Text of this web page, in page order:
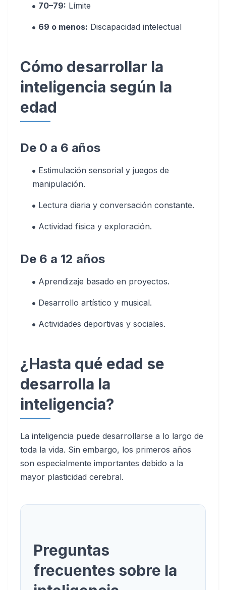
70–79: Límite
69 o menos: Discapacidad intelectual
Cómo desarrollar la
inteligencia según la
edad
De 0 a 6 años
Estimulación sensorial y juegos de
manipulación.
Lectura diaria y conversación constante.
Actividad física y exploración.
De 6 a 12 años
Aprendizaje basado en proyectos.
Desarrollo artístico y musical.
Actividades deportivas y sociales.
¿Hasta qué edad se
desarrolla la
inteligencia?
La inteligencia puede desarrollarse a lo largo de
toda la vida. Sin embargo, los primeros años
son especialmente importantes debido a la
mayor plasticidad cerebral.
Preguntas
frecuentes sobre la